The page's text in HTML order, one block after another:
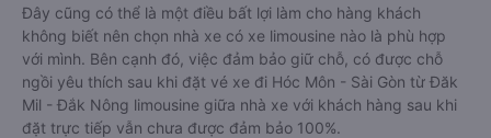
Đây cũng có thể là một điều bất lợi làm cho hàng khách
không biết nên chọn nhà xe có xe limousine nào là phù hợp
với mình. Bên cạnh đó, việc đảm bảo giữ chỗ, có được chỗ
ngồi yêu thích sau khi đặt vé xe đi Hóc Môn - Sài Gòn từ Đăk
Mil - Đắk Nông limousine giữa nhà xe với khách hàng sau khi
đặt trực tiếp vẫn chưa được đảm bảo 100%.